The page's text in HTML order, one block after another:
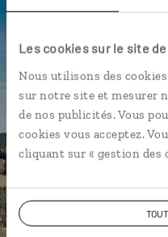
Les cookies sur le site
Nous utilisons des
sur notre site et mesurer
de nos publicités. Vous
cookies vous acceptez.
cliquant sur « gestion des
République
L’itinéraire
clic
Notre
Prague
l’architecture